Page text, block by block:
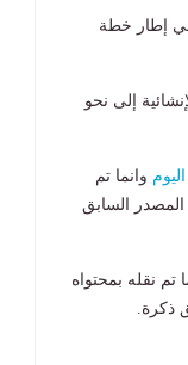
إطار خطة
تصل المساحة الإنشائية إلى نحو
وانما تم
السابق
تم نقله بمحتواه
ذكرة.